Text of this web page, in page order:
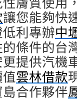
讓您能夠快
利專辦中
條件的台
提供汽機
雲林借款
合作夥伴